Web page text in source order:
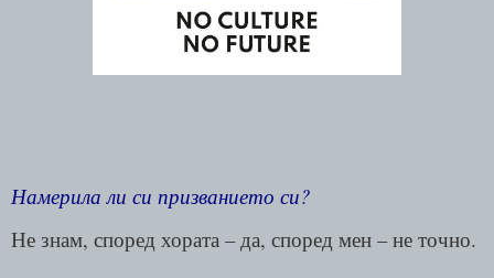
Намерила ли си призванието си?
Не знам, според хората – да, според мен – не точно.